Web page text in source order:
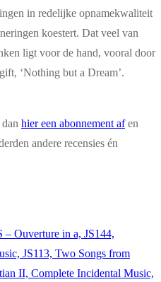
in redelijke opnamekwaliteit
koestert. Dat veel van
ligt voor de hand, vooral door
‘Nothing but a Dream’.
hier een abonnement afen
andere recensies én
Ouverture in a, JS144,
JS113, Two Songs from
II, Complete Incidental Music,